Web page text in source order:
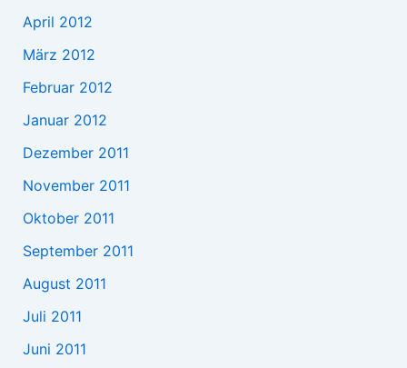
April 2012
März 2012
Februar 2012
Januar 2012
Dezember 2011
November 2011
Oktober 2011
September 2011
August 2011
Juli 2011
Juni 2011